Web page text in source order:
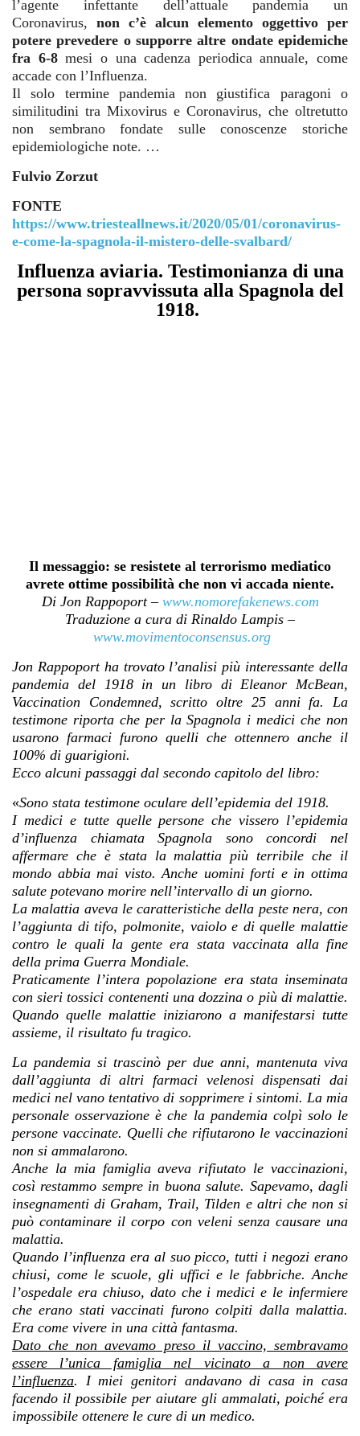
l’agente infettante dell’attuale pandemia un
Coronavirus, non c’è alcun elemento oggettivo per
potere prevedere o supporre altre ondate epidemiche
fra 6-8mesi o una cadenza periodica annuale, come
accade con l’Influenza.
Il solo termine pandemia non giustifica paragoni o
similitudini tra Mixovirus e Coronavirus, che oltretutto
non sembrano fondate sulle conoscenze storiche
epidemiologiche note. …
Fulvio Zorzut
FONTE
https://www.triesteallnews.it/2020/05/01/coronavirus-
e-come-la-spagnola-il-mistero-delle-svalbard/
Influenza aviaria. Testimonianza di una
persona sopravvissuta alla Spagnola del
1918.
Il messaggio: se resistete al terrorismo mediatico
avrete ottime possibilità che non vi accada niente.
Di Jon Rappoport – www.nomorefakenews.com
Traduzione a cura di Rinaldo Lampis –
www.movimentoconsensus.org
Jon Rappoport ha trovato l’analisi più interessante della
pandemia del 1918 in un libro di Eleanor McBean,
Vaccination Condemned, scritto oltre 25 anni fa. La
testimone riporta che per la Spagnola i medici che non
usarono farmaci furono quelli che ottennero anche il
100% di guarigioni.
Ecco alcuni passaggi dal secondo capitolo del libro:
«Sono stata testimone oculare dell’epidemia del 1918.
I medici e tutte quelle persone che vissero l’epidemia
d’influenza chiamata Spagnola sono concordi nel
affermare che è stata la malattia più terribile che il
mondo abbia mai visto. Anche uomini forti e in ottima
salute potevano morire nell’intervallo di un giorno.
La malattia aveva le caratteristiche della peste nera, con
l’aggiunta di tifo, polmonite, vaiolo e di quelle malattie
contro le quali la gente era stata vaccinata alla fine
della prima Guerra Mondiale.
Praticamente l’intera popolazione era stata inseminata
con sieri tossici contenenti una dozzina o più di malattie.
Quando quelle malattie iniziarono a manifestarsi tutte
assieme, il risultato fu tragico.
La pandemia si trascinò per due anni, mantenuta viva
dall’aggiunta di altri farmaci velenosi dispensati dai
medici nel vano tentativo di sopprimere i sintomi. La mia
personale osservazione è che la pandemia colpì solo le
persone vaccinate. Quelli che rifiutarono le vaccinazioni
non si ammalarono.
Anche la mia famiglia aveva rifiutato le vaccinazioni,
così restammo sempre in buona salute. Sapevamo, dagli
insegnamenti di Graham, Trail, Tilden e altri che non si
può contaminare il corpo con veleni senza causare una
malattia.
Quando l’influenza era al suo picco, tutti i negozi erano
chiusi, come le scuole, gli uffici e le fabbriche. Anche
l’ospedale era chiuso, dato che i medici e le infermiere
che erano stati vaccinati furono colpiti dalla malattia.
Era come vivere in una città fantasma.
Dato che non avevamo preso il vaccino, sembravamo
essere l’unica famiglia nel vicinato a non avere
l’influenza. I miei genitori andavano di casa in casa
facendo il possibile per aiutare gli ammalati, poiché era
impossibile ottenere le cure di un medico.